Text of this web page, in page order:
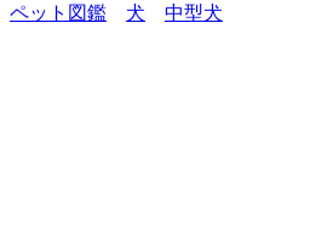
ペット図鑑 犬 中型犬